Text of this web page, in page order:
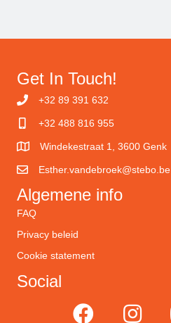
Get In Touch!
+32 89 391 632
+32 488 816 955
Windekestraat 1, 3600 Genk
Esther.vandebroek@stebo.be
Algemene info
FAQ
Privacy beleid
Cookie statement
Social